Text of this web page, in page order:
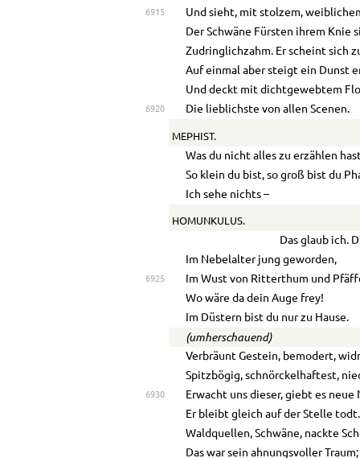
6915
Und sieht, mit stolzem,
Der Schwäne Fürsten ihrem Knie
Zudringlichzahm. Er scheint sich
Auf einmal aber steigt ein Dunst
Und deckt mit dichtgewebtem
6920 Die lieblichste von allen Scenen.
MEPHIST.
Was du nicht alles zu erzählen
So klein du bist, so groß bist du
Ich sehe nichts –
HOMUNKULUS.
Das glaub ich.
Im Nebelalter jung geworden,
6925
Im Wust von Ritterthum und
Wo wäre da dein Auge frey!
Im Düstern bist du nur zu Hause.
(umherschauend)
Verbräunt Gestein, bemodert,
Spitzbögig, schnörckelhaftest,
6930
Erwacht uns dieser, giebt es neue
Er bleibt gleich auf der Stelle todt.
Waldquellen, Schwäne, nackte
Das war sein ahnungsvoller Traum;